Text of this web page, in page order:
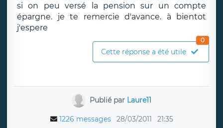
si on peu versé la pension sur un compte
épargne. je te remercie d'avance. à bientot
j'espere
Cette réponse a été utile
0
Publié par Laure11
1226 messages 28/03/2011 21:35